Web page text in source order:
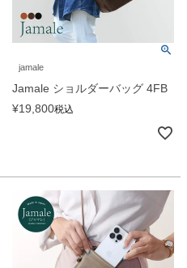
jamale
Jamale ショルダーバッグ 4FB
¥19,800税込